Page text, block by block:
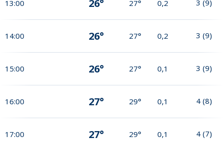
13:00 26° 27° 0,2 3 (9)
14:00 26° 27° 0,2 3 (9)
15:00 26° 27° 0,1 3 (9)
16:00 27° 29° 0,1 4 (8)
17:00 27° 29° 0,1 4 (7)